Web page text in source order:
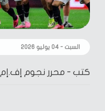
السبت - ٠٤ يوليو ٢٠٢٦
كتب - محرر نجوم إف.إم